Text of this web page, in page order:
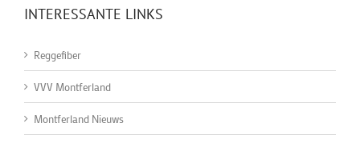
INTERESSANTE LINKS
Reggefiber
VVV Montferland
Montferland Nieuws